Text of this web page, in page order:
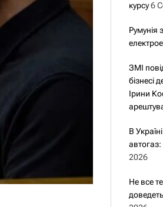
курсу 6
Румунія
ЗМІ
бізнесі
Ірини
В
2026
Не все